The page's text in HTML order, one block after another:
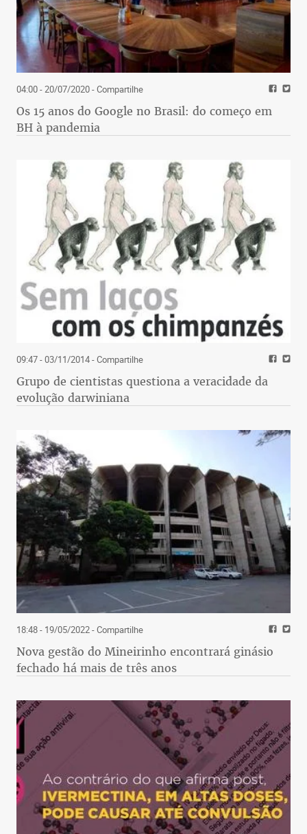
04:00 - 20/07/2020- Compartilhe
Os 15 anos do Google no Brasil: do começo em
BH à pandemia
09:47 - 03/11/2014- Compartilhe
Grupo de cientistas questiona a veracidade da
evolução darwiniana
18:48 - 19/05/2022- Compartilhe
Nova gestão do Mineirinho encontrará ginásio
fechado há mais de três anos